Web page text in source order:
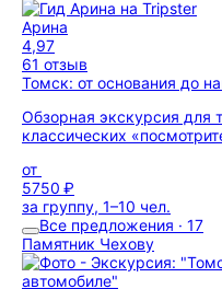
Арина
4,97
61 отзыв
Томск: от основания до
Обзорная экскурсия для
классических
от
5750 ₽
за группу, 1–10 чел.
Все предложения · 17
Памятник Чехову